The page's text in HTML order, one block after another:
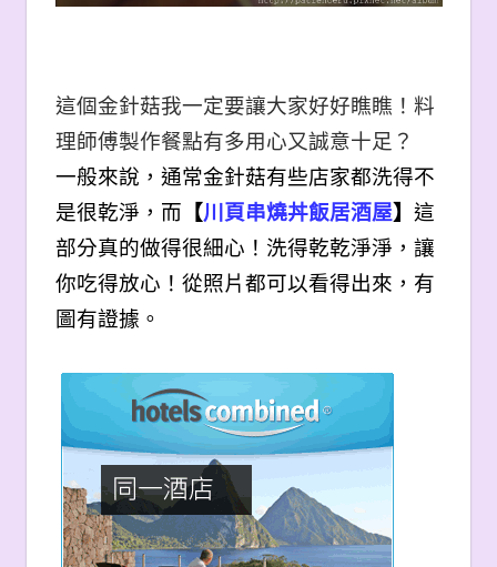
這個金針菇我一定要讓大家好好瞧瞧！料
理師傅製作餐點有多用心又誠意十足？
一般來說，通常金針菇有些店家都洗得不
是很乾淨，而 【川頁串燒丼飯居酒屋】 這
部分真的做得很細心！洗得乾乾淨淨，讓
你吃得放心！從照片都可以看得出來，有
圖有證據。